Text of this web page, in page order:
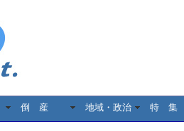
倒 産 地域・政治 特 集